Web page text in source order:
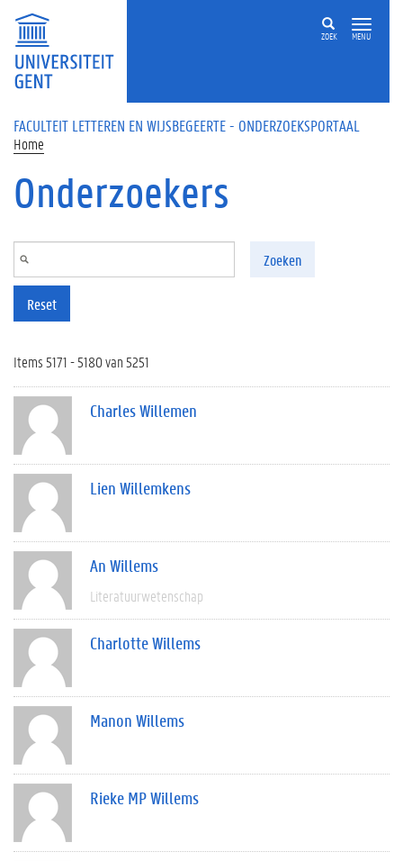
Overslaan en naar de inhoud gaan
ZOEK MENU
FACULTEIT LETTEREN EN WIJSBEGEERTE - ONDERZOEKSPORTAAL
Home
Onderzoekers
Zoeken
Reset
Items 5171 - 5180 van 5251
Charles Willemen
Lien Willemkens
An Willems
Literatuurwetenschap
Charlotte Willems
Manon Willems
Rieke MP Willems